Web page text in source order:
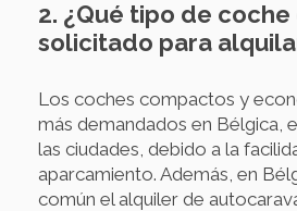
2. ¿Qué tipo de coche
solicitado para
Los coches compactos y
más demandados en Bélgica,
las ciudades, debido a la
aparcamiento. Además, en
común el alquiler de